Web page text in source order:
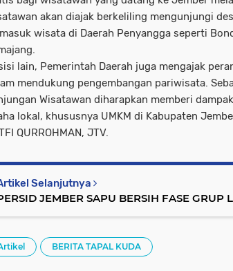
akan diajak berkeliling mengunjungi
wisata di Daerah Penyangga seperti
lain, Pemerintah Daerah juga mengajak
mendukung pengembangan pariwisata.
Wisatawan diharapkan memberi
lokal, khususnya UMKM di Kabupaten
QURROHMAN, JTV.
Selanjutnya
JEMBER SAPU BERSIH FASE GRUP
BERITA TAPAL KUDA